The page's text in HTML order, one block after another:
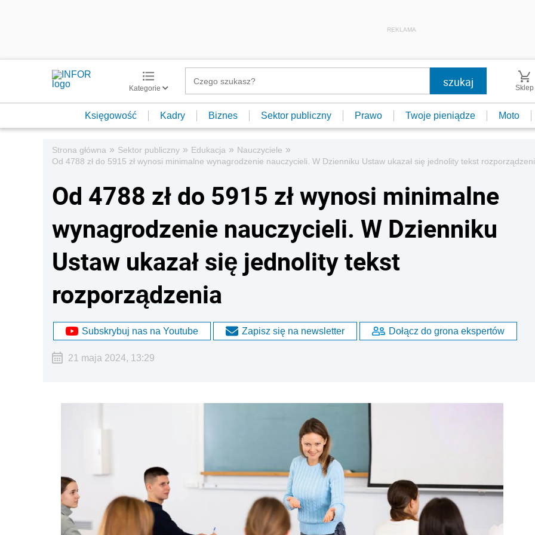
REKLAMA
Kategorie Sklep
Księgowość Kadry Biznes Sektor publiczny Prawo Twoje pieniądze Moto
Strona główna » Sektor publiczny » Edukacja » Nauczyciele »
Od 4788 zł do 5915 zł wynosi minimalne wynagrodzenie nauczycieli. W Dzienniku Ustaw ukazał się jednolity tekst
Od 4788 zł do 5915 zł wynosi minimalne
wynagrodzenie nauczycieli. W Dzienniku
Ustaw ukazał się jednolity tekst
rozporządzenia
Subskrybuj nas na Youtube Zapisz się na newsletter Dołącz do grona ekspertów
21 maja 2024, 13:29